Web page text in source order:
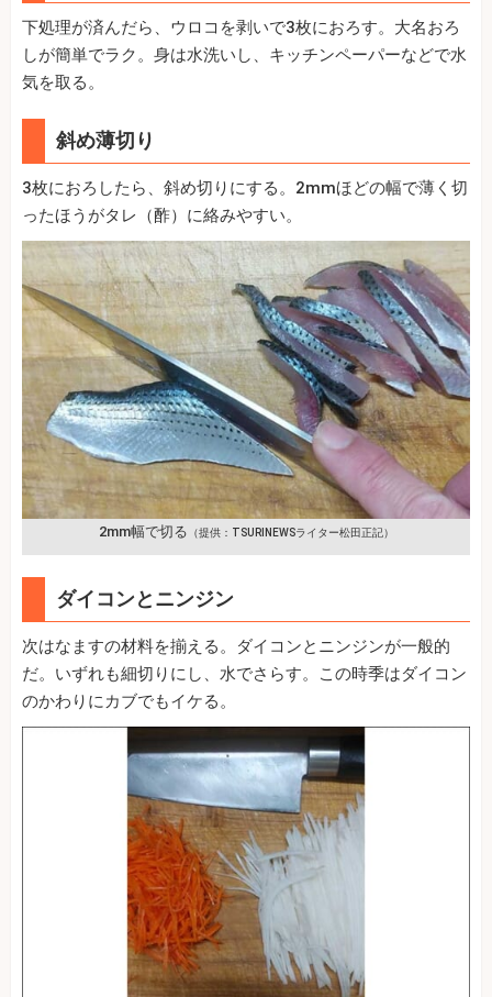
下処理が済んだら、ウロコを剥いで3枚におろす。大名おろ
しが簡単でラク。身は水洗いし、キッチンペーパーなどで水
気を取る。
斜め薄切り
3枚におろしたら、斜め切りにする。2mmほどの幅で薄く切
ったほうがタレ（酢）に絡みやすい。
2mm幅で切る （提供：TSURINEWSライター松田正記）
ダイコンとニンジン
次はなますの材料を揃える。ダイコンとニンジンが一般的
だ。いずれも細切りにし、水でさらす。この時季はダイコン
のかわりにカブでもイケる。